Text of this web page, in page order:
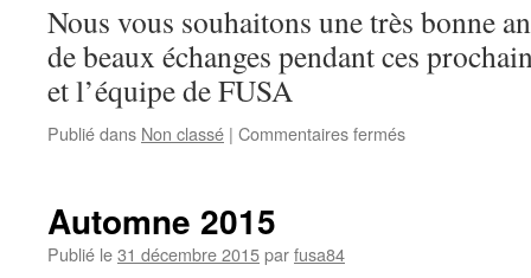
Nous vous souhaitons une très bonne
de beaux échanges pendant ces
et l’équipe de FUSA
Publié dans Non classé | Commentaires ferméssur
Automne 2015
Publié le31 décembre 2015parfusa84